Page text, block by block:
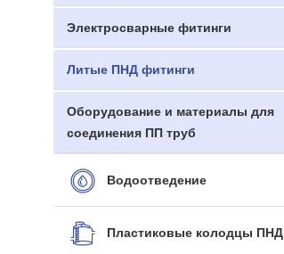
Электросварные фитинги
Литые ПНД фитинги
Оборудование и материалы для
соединения ПП труб
Водоотведение
Пластиковые колодцы ПНД